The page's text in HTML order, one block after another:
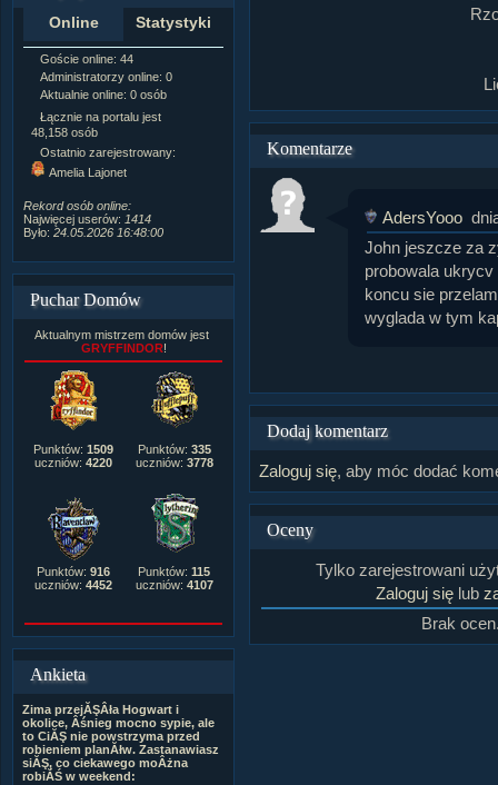
Online Statystyki
Goście online: 44
Administratorzy online: 0
Aktualnie online: 0 osób
Łącznie na portalu jest
48,158 osób
Ostatnio zarejestrowany:
Amelia Lajonet
Rekord osób online:
Najwięcej userów: 1414
Było: 24.05.2026 16:48:00
Tematów na forum:3,921
Komentarzy do materiałów:
Rozdanych pochwał:
Wlepionych ostrzeżeń:
Puchar Domów
Aktualnym mistrzem domów jest
GRYFFINDOR!
Punktów: 1509
uczniów: 4220
Punktów: 335
uczniów: 3778
Punktów: 916
uczniów: 4452
Punktów: 115
uczniów: 4107
Ankieta
Zima przejĂŞÂła Hogwart i
okolice, Âśnieg mocno sypie, ale
to CiĂŞ nie powstrzyma przed
robieniem planĂłw. Zastanawiasz
siĂŞ, co ciekawego moÂżna
robiĂŚ w weekend:
Komentarze
AdersYooo
John jeszcze za
probowala
koncu sie
wyglada w tym
Dodaj komentarz
Zaloguj się, aby móc dodać
Oceny
Tylko zarejestrowani
Zaloguj się lub
Brak